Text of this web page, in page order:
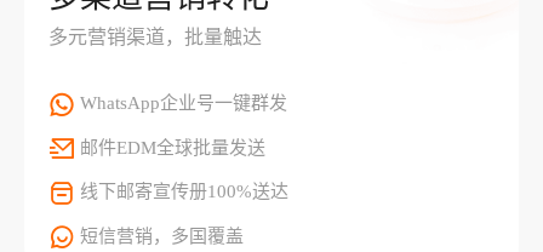
多元营销渠道，批量触达
WhatsApp企业号一键群发
邮件EDM全球批量发送
线下邮寄宣传册100%送达
短信营销，多国覆盖